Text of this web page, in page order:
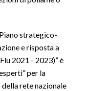
strategico-
e risposta a
2021 - 2023)” è
per la
rete nazionale